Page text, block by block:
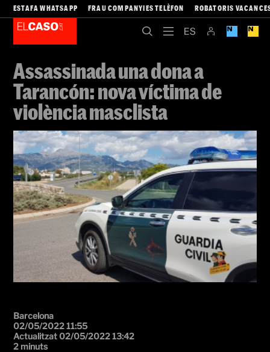
ESTAFA WHATSAPP FRAU COMPANYIES TELÈFON ROBATORIS
Assassinada una dona a
Tarancón: nova víctima de
violència masclista
Barcelona
02/05/2022 11:55
Actualitzat 02/05/2022 13:42
2 minuts